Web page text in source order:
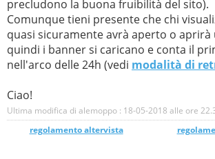
precludono la buona fruibilità del sito).
Comunque tieni presente che chi
quasi sicuramente avrà aperto o aprirà
quindi i banner si caricano e conta il
nell'arco delle 24h (vedi modalità di
Ciao!
Ultima modifica di alemoppo : 18-05-2018 alle ore
regolamento altervista_______________